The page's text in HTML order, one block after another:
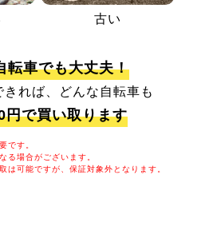
古い
転車でも大丈夫！
きれば、どんな自転車も
円で買い取ります
です。
る場合がございます。
は可能ですが、保証対象外となります。